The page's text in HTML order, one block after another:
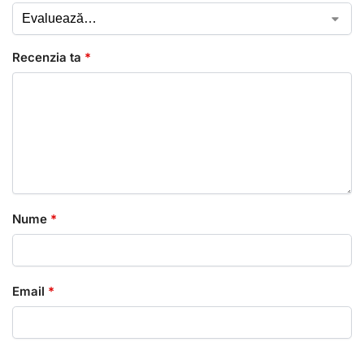
Recenzia ta *
Nume *
Email *